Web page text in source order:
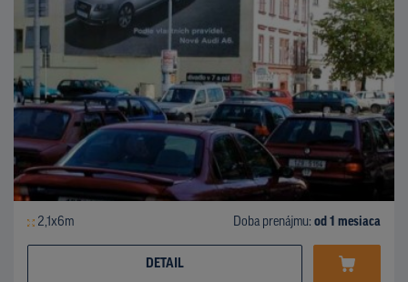
2,1x6m Doba prenájmu: od 1 mesiaca
DETAIL